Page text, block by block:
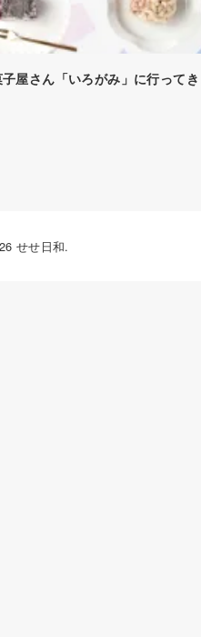
屋さん「いろがみ」に行ってき
せせ日和.